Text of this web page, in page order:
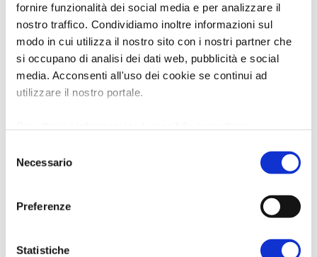
fornire funzionalità dei social media e per analizzare il
nostro traffico. Condividiamo inoltre informazioni sul
modo in cui utilizza il nostro sito con i nostri partner che
si occupano di analisi dei dati web, pubblicità e social
media. Acconsenti all'uso dei cookie se continui ad
utilizzare il nostro portale.
delNecessario
Preferenze
Statistiche
Primola Cotignola
Email